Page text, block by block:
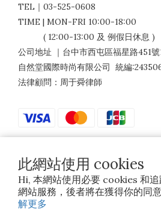
此網站使用 cookies
Hi, 本網站使用必要 cookies 和
網站服務，後者將在獲得你的同
解更多
TEL｜03-525-0608
TIME | MON-FRI 10:00-18:00
( 12:00-13:00 及 例假日休息 )
公司地址 ｜台中市西屯區福星路451號
自然堂國際時尚有限公司 統編
法律顧問：周于舜律師
$ TWD 繁體中文